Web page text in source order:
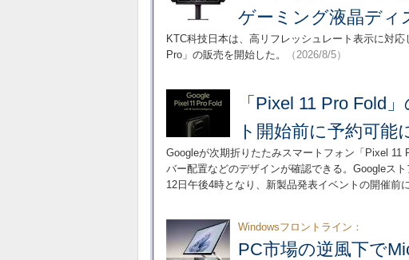
ゲーミング液晶ディ
KTC科技日本は、高リフレッシュレート表示に対
Pro」の販売を開始した。
（2026/8/5）
「Pixel 11 Pro Fold
ト開始前に予約可能
Googleが次期折りたたみスマートフォン「Pixel
バー配置などのデザインが確認できる。Googleス
12日午後4時となり、新製品発表イベントの開催前
Windowsフロントライン：
PC市場の逆風下で